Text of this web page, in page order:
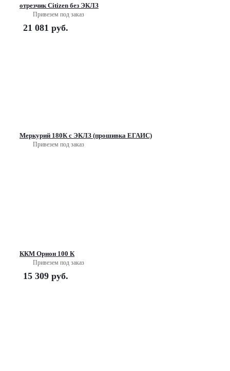
отрезчик Citizen без ЭКЛЗ
Привезем под заказ
21 081 руб.
Меркурий 180К с ЭКЛЗ (прошивка ЕГАИС)
Привезем под заказ
ККМ Орион 100 К
Привезем под заказ
15 309 руб.